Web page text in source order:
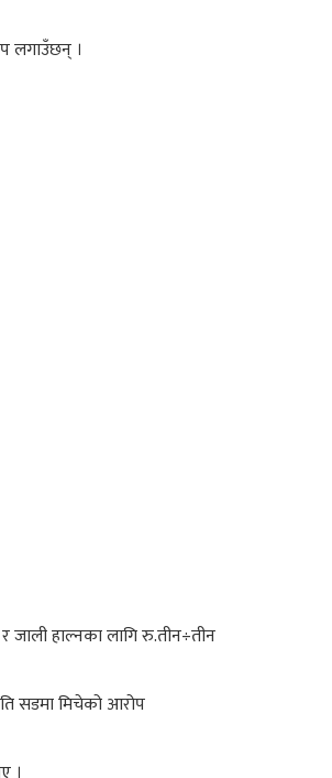
लगाउँछन् ।
जाली हाल्नका लागि रु.तीन÷तीन
सडमा मिचेको आरोप